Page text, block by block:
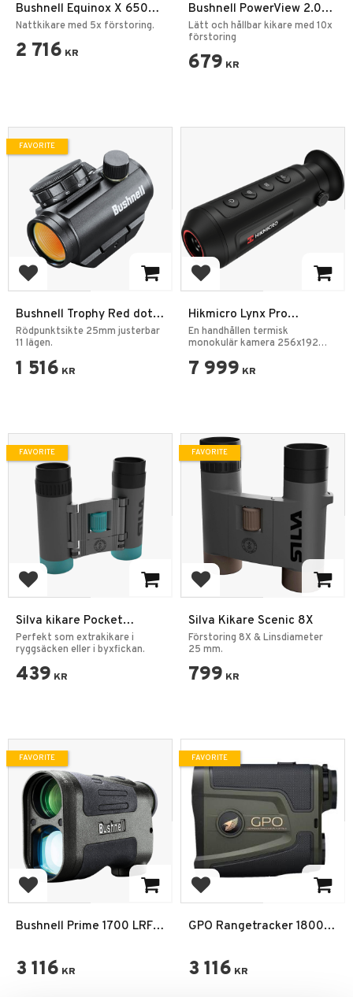
Bushnell Equinox X 650
Night Vision
Nattkikare med 5x förstoring.
2 716 KR
Bushnell PowerView 2.0
10x25 Roof
Lätt och hållbar kikare med 10x
förstoring
679 KR
Add to favorites
Bushnell Trophy Red dot
TRS 1x25 Rödpunktsikte
Rödpunktsikte 25mm justerbar
11 lägen.
1 516 KR
FAVORITE
Add to favorites
Hikmicro Lynx Pro
Värmekamera
En handhållen termisk
monokulär kamera 256x192
7 999 KR
Add to favorites
Silva kikare Pocket
8X/10X
Perfekt som extrakikare i
ryggsäcken eller i byxfickan.
439 KR
FAVORITE
Add to favorites
Silva Kikare Scenic 8X
Förstoring 8X & Linsdiameter
25 mm.
799 KR
FAVORITE
Add to favorites
Bushnell Prime 1700 LRF
3 116 KR
FAVORITE
Add to favorites
GPO Rangetracker 1800
3 116 KR
FAVORITE